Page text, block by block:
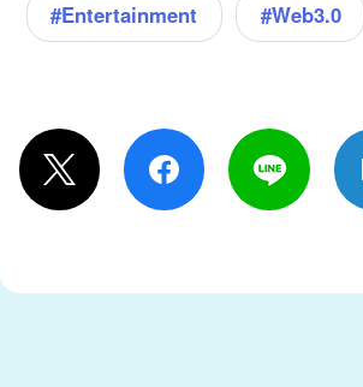
#Entertainment #Web3.0